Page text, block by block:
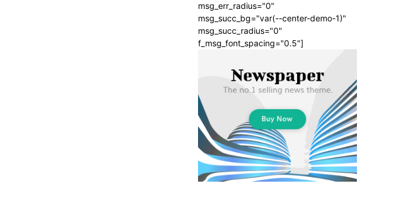
msg_err_radius="0"
msg_succ_bg="var(--center-demo-1)"
msg_succ_radius="0"
f_msg_font_spacing="0.5"]